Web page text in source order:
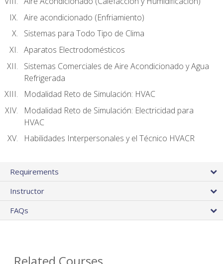
Aire acondicionado (Enfriamiento)
Sistemas para Todo Tipo de Clima
Aparatos Electrodomésticos
Sistemas Comerciales de Aire Acondicionado y Agua
Refrigerada
Modalidad Reto de Simulación: HVAC
Modalidad Reto de Simulación: Electricidad para
HVAC
Habilidades Interpersonales y el Técnico HVACR
Requirements
Instructor
FAQs